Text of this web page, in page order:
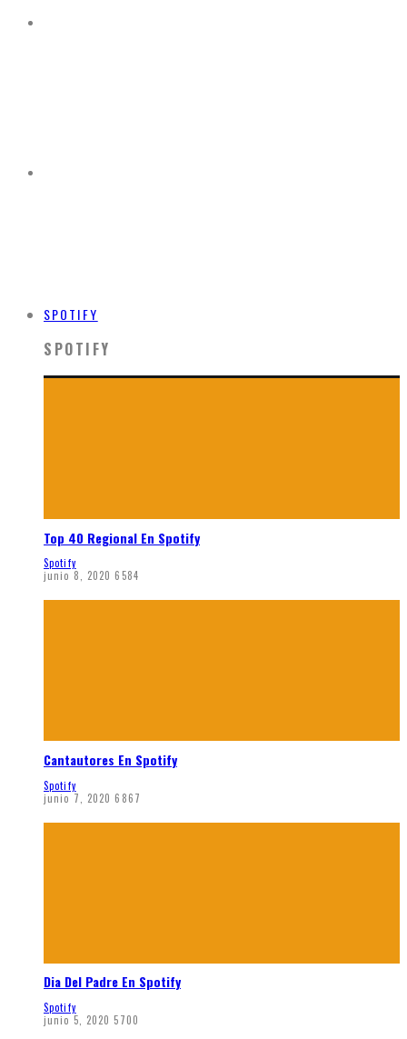
SPOTIFY
SPOTIFY
Top 40 Regional En Spotify
Spotify
junio 8, 2020 6584
Cantautores En Spotify
Spotify
junio 7, 2020 6867
Dia Del Padre En Spotify
Spotify
junio 5, 2020 5700